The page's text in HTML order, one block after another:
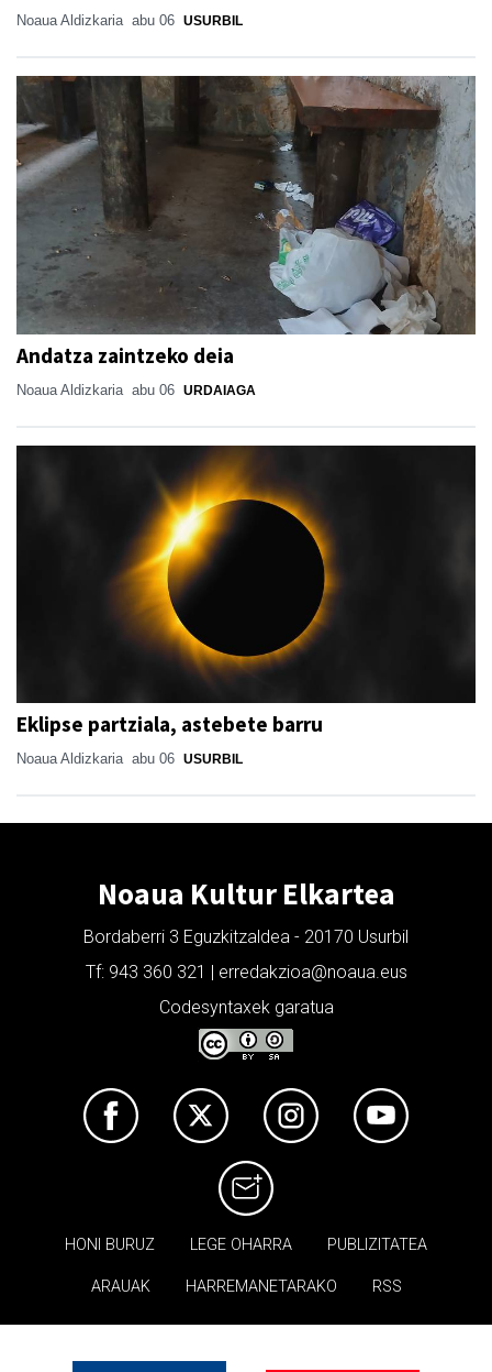
Noaua Aldizkaria abu 06 USURBIL
Andatza zaintzeko deia
Noaua Aldizkaria abu 06 URDAIAGA
Eklipse partziala, astebete barru
Noaua Aldizkaria abu 06 USURBIL
Noaua Kultur Elkartea
Bordaberri 3 Eguzkitzaldea - 20170 Usurbil
Tf: 943 360 321 | erredakzioa@noaua.eus
Codesyntaxek garatua
HONI BURUZ LEGE OHARRA PUBLIZITATEA
ARAUAK HARREMANETARAKO RSS